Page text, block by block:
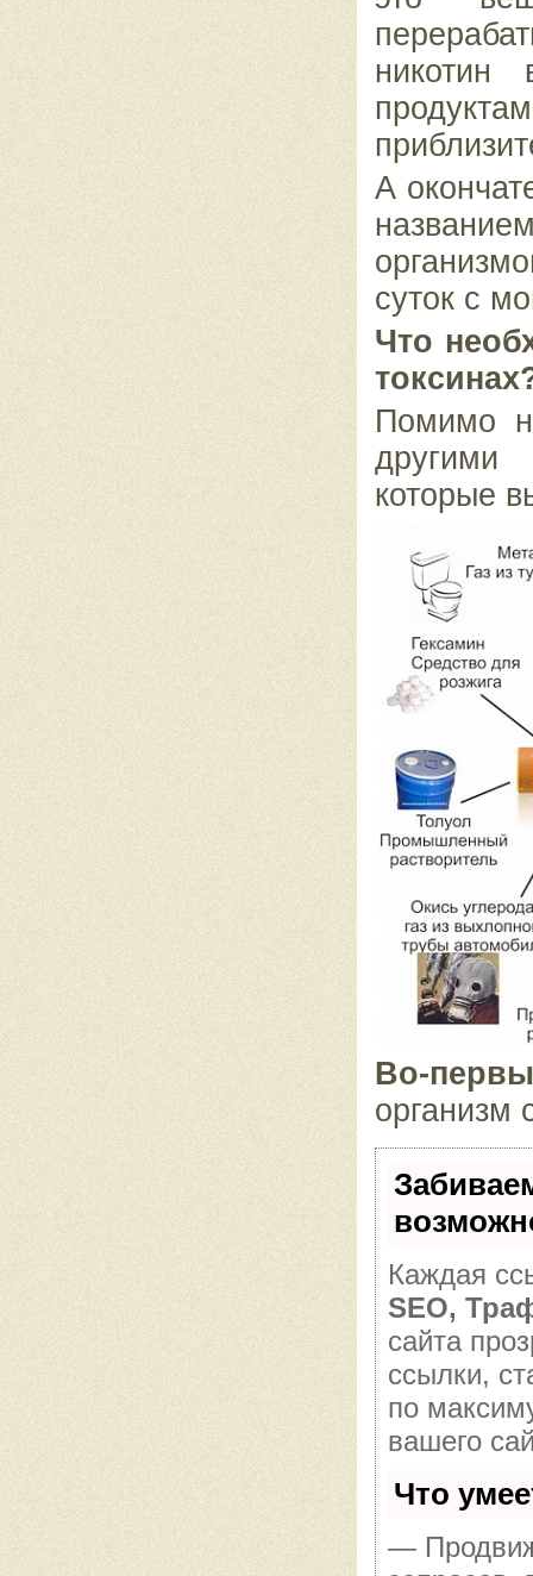
никотин
А
суток с
Что
Помимо
которые
Во-
организм
Каждая
SEO,
сайта
ссылки,
по
вашего
Что
—